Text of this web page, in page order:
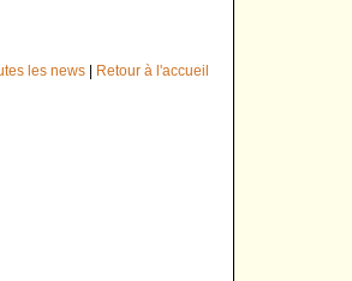
les news| Retour à l'accueil